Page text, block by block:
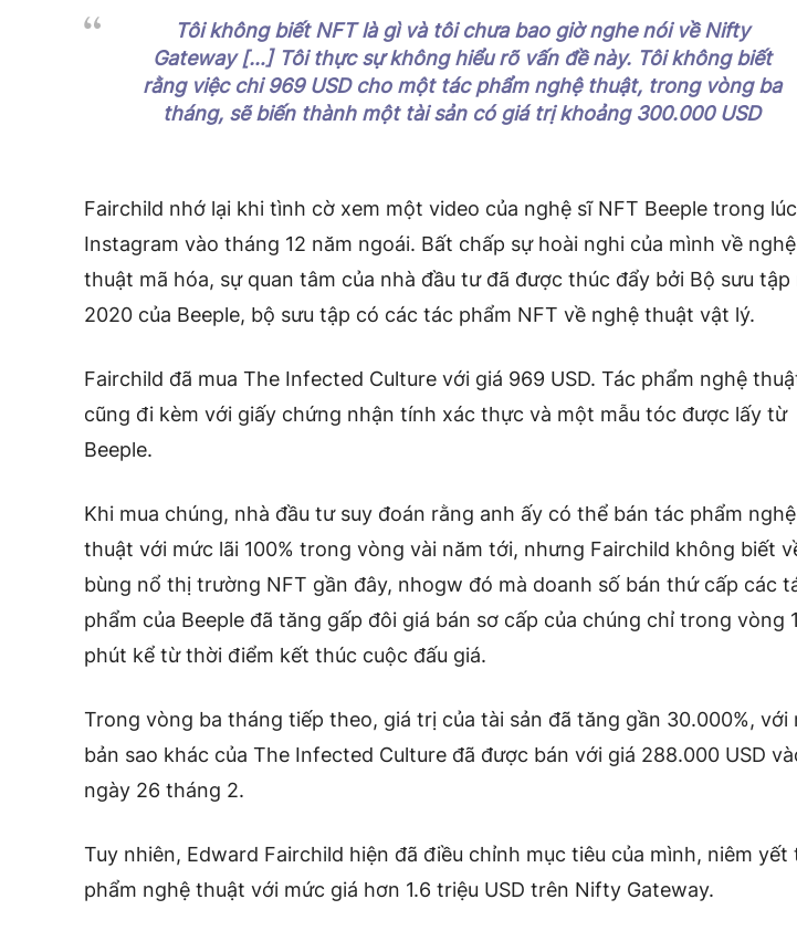
Tôi không biết NFT là gì và tôi chưa bao giờ nghe nói về Nifty
Gateway […] Tôi thực sự không hiểu rõ vấn đề này. Tôi không biết
rằng việc chi 969 USD cho một tác phẩm nghệ thuật, trong vòng ba
tháng, sẽ biến thành một tài sản có giá trị khoảng 300.000 USD
Fairchild nhớ lại khi tình cờ xem một video của nghệ sĩ NFT Beeple trong
Instagram vào tháng 12 năm ngoái. Bất chấp sự hoài nghi của mình về nghệ
thuật mã hóa, sự quan tâm của nhà đầu tư đã được thúc đẩy bởi Bộ sưu tập
2020 của Beeple, bộ sưu tập có các tác phẩm NFT về nghệ thuật vật lý.
Fairchild đã mua The Infected Culture với giá 969 USD. Tác phẩm nghệ
cũng đi kèm với giấy chứng nhận tính xác thực và một mẫu tóc được lấy từ
Beeple.
Khi mua chúng, nhà đầu tư suy đoán rằng anh ấy có thể bán tác phẩm nghệ
thuật với mức lãi 100% trong vòng vài năm tới, nhưng Fairchild không biết
bùng nổ thị trường NFT gần đây, nhogw đó mà doanh số bán thứ cấp các
phẩm của Beeple đã tăng gấp đôi giá bán sơ cấp của chúng chỉ trong vòng
phút kể từ thời điểm kết thúc cuộc đấu giá.
Trong vòng ba tháng tiếp theo, giá trị của tài sản đã tăng gần 30.000%, với
bản sao khác của The Infected Culture đã được bán với giá 288.000 USD
ngày 26 tháng 2.
Tuy nhiên, Edward Fairchild hiện đã điều chỉnh mục tiêu của mình, niêm yết
phẩm nghệ thuật với mức giá hơn 1.6 triệu USD trên Nifty Gateway.